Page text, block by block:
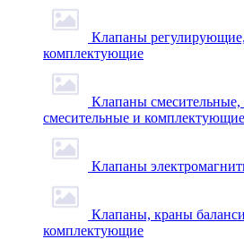
Клапаны
комплектующие
Клапаны смесительные,
смесительные и комплектующие
Клапаны
Клапаны, краны
комплектующие